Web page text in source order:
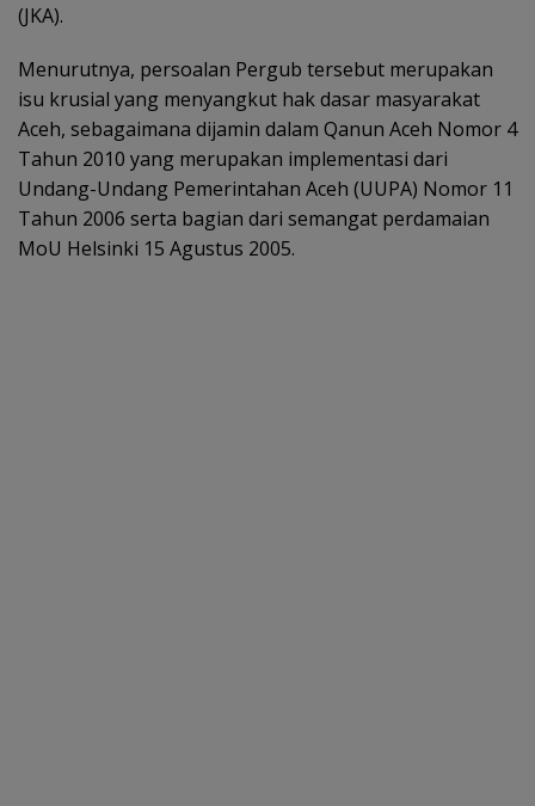
(JKA).
Menurutnya, persoalan Pergub tersebut merupakan
isu krusial yang menyangkut hak dasar masyarakat
Aceh, sebagaimana dijamin dalam Qanun Aceh Nomor 4
Tahun 2010 yang merupakan implementasi dari
Undang-Undang Pemerintahan Aceh (UUPA) Nomor 11
Tahun 2006 serta bagian dari semangat perdamaian
MoU Helsinki 15 Agustus 2005.